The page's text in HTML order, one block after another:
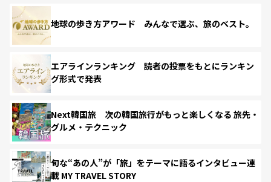
地球の歩き方アワード みんなで選ぶ、旅のベスト。
エアラインランキング 読者の投票をもとにランキン
グ形式で発表
Next韓国旅 次の韓国旅行がもっと楽しくなる 旅先・
グルメ・テクニック
旬な“あの人”が「旅」をテーマに語るインタビュー連
載 MY TRAVEL STORY